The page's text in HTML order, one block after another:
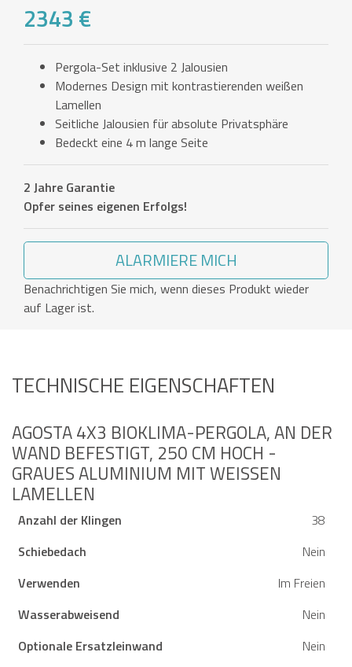
2343 €
Pergola-Set inklusive 2 Jalousien
Modernes Design mit kontrastierenden weißen
Lamellen
Seitliche Jalousien für absolute Privatsphäre
Bedeckt eine 4 m lange Seite
2 Jahre Garantie
Opfer seines eigenen Erfolgs!
ALARMIERE MICH
Benachrichtigen Sie mich, wenn dieses Produkt wieder
auf Lager ist.
TECHNISCHE EIGENSCHAFTEN
AGOSTA 4X3 BIOKLIMA-PERGOLA, AN DER
WAND BEFESTIGT, 250 CM HOCH -
GRAUES ALUMINIUM MIT WEISSEN L
AMELLEN
Anzahl der Klingen
38
Schiebedach
Nein
Verwenden
Im Freien
Wasserabweisend
Nein
Optionale Ersatzleinwand
Nein